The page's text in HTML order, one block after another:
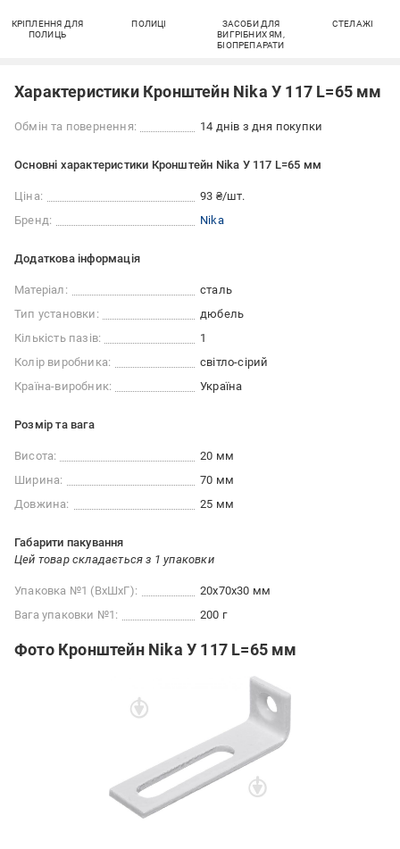
КРІПЛЕННЯ ДЛЯ
ПОЛИЦЬ
ПОЛИЦІ
ЗАСОБИ ДЛЯ
ВИГРІБНИХ ЯМ,
БІОПРЕПАРАТИ
СТЕЛАЖІ
Характеристики Кронштейн Nika У 117 L=65 мм
Обмін та повернення: 14 днів з дня покупки
Основні характеристики Кронштейн Nika У 117 L=65 мм
Ціна:
93 ₴/шт.
Бренд:
Nika
Додаткова інформація
Матеріал:
сталь
Тип установки:
дюбель
Кількість пазів:
1
Колір виробника:
світло-сірий
Країна-виробник:
Україна
Розмір та вага
Висота:
20 мм
Ширина:
70 мм
Довжина:
25 мм
Габарити пакування
Цей товар складається з 1 упаковки
Упаковка №1 (ВхШхГ):
20x70x30 мм
Вага упаковки №1:
200 г
Фото Кронштейн Nika У 117 L=65 мм